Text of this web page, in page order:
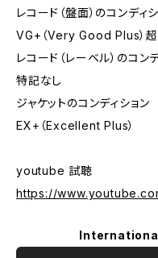
レコード（盤面）のコンディ
VG+（Very Good Plus）
レコード（レーベル）のコン
特記なし
ジャケットのコンディション
EX+（Excellent Plus）
youtube 試聴
https://